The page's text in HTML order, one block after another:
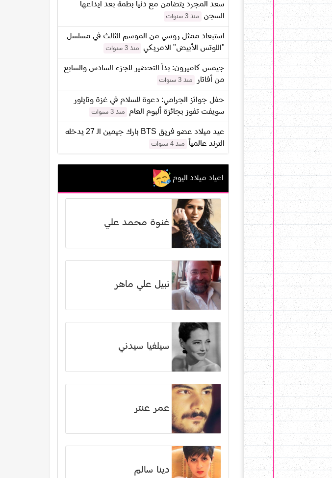
سعد المجرد يتضامن مع دنيا بطمة بعد ايداعها
السجن
منذ 3 سنوات
استبعاد ممثل روسي من الموسم الثالث في مسلسل
"اللوتس الأبيض" الامريكي
منذ 3 سنوات
جيمس كاميرون: بدأ التحضير للجزء السادس والسابع
من أفاتار
منذ 3 سنوات
حفل جوائز الجرامي: دعوة للسلام في غزة وتايلور
سويفت تفوز بجائزة ألبوم العام
منذ 3 سنوات
عيد ميلاد عضو فريق BTS بارك جيمين الـ 27 يدخله
الترند عالمياً
منذ 4 سنوات
اعياد ميلاد اليوم
غنوة محمد علي
نبيل علي ماهر
سيلفيا سيدني
عمر عنتر
دينا سالم